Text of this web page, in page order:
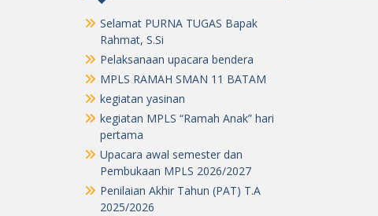
Selamat PURNA TUGAS Bapak
Rahmat, S.Si
Pelaksanaan upacara bendera
MPLS RAMAH SMAN 11 BATAM
kegiatan yasinan
kegiatan MPLS “Ramah Anak” hari
pertama
Upacara awal semester dan
Pembukaan MPLS 2026/2027
Penilaian Akhir Tahun (PAT) T.A
2025/2026